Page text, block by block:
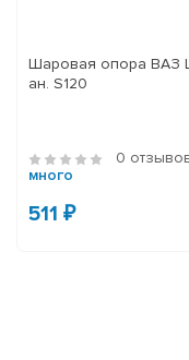
Шаровая опора ВАЗ
ан. S120
0
много
511 ₽